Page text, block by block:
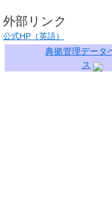
外部リンク
公式HP（英語）
典拠管理データ
ス